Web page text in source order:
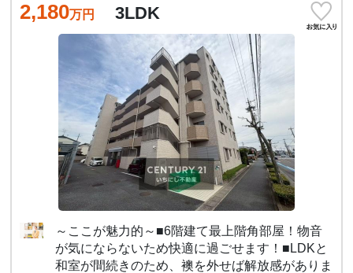
2,180万円 3LDK
～ここが魅力的～■6階建て最上階角部屋！物音
が気にならないため快適に過ごせます！■LDKと
和室が間続きのため、襖を外せば解放感がありま